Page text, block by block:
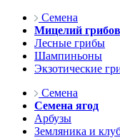
Семена
Мицелий грибов
Лесные грибы
Шампиньоны
Экзотические
Семена
Семена ягод
Арбузы
Земляника и